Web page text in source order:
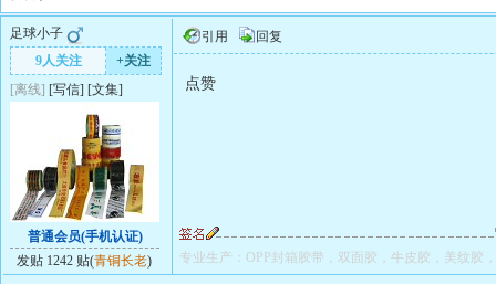
足球小子
9人关注
+关注
[离线] [写信] [文集]
普通会员(手机认证)
发贴 1242 贴(青铜长老)
引用 回复
点赞
专业生产：OPP封箱胶带，双面胶，牛皮胶，美纹